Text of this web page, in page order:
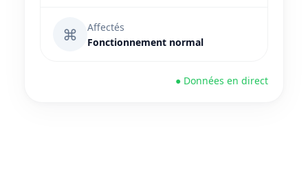
⌘
Affectés
Fonctionnement normal
● Données en direct